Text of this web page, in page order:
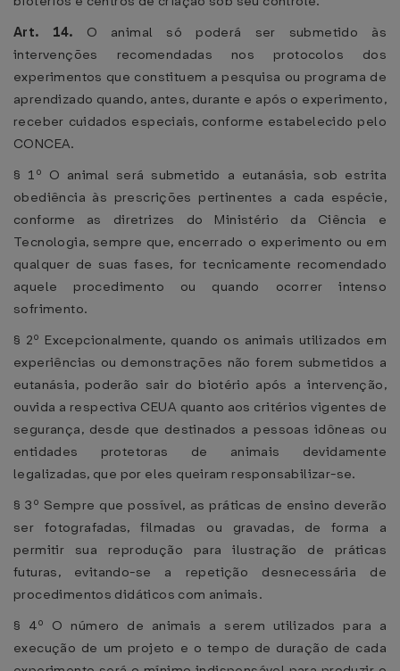
Art. 14. O animal só poderá ser submetido às
intervenções recomendadas nos protocolos dos
experimentos que constituem a pesquisa ou programa de
aprendizado quando, antes, durante e após o experimento,
receber cuidados especiais, conforme estabelecido pelo
CONCEA.
§ 1º O animal será submetido a eutanásia, sob estrita
obediência às prescrições pertinentes a cada espécie,
conforme as diretrizes do Ministério da Ciência e
Tecnologia, sempre que, encerrado o experimento ou em
qualquer de suas fases, for tecnicamente recomendado
aquele procedimento ou quando ocorrer intenso
sofrimento.
§ 2º Excepcionalmente, quando os animais utilizados em
experiências ou demonstrações não forem submetidos a
eutanásia, poderão sair do biotério após a intervenção,
ouvida a respectiva CEUA quanto aos critérios vigentes de
segurança, desde que destinados a pessoas idôneas ou
entidades protetoras de animais devidamente
legalizadas, que por eles queiram responsabilizar-se.
§ 3º Sempre que possível, as práticas de ensino deverão
ser fotografadas, filmadas ou gravadas, de forma a
permitir sua reprodução para ilustração de práticas
futuras, evitando-se a repetição desnecessária de
procedimentos didáticos com animais.
§ 4º O número de animais a serem utilizados para a
execução de um projeto e o tempo de duração de cada